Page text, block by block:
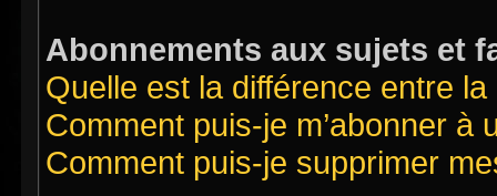
Abonnements aux sujets et
Quelle est la différence entre
Comment puis-je m’abonner
Comment puis-je supprimer